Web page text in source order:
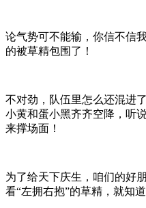
论气势可不能输，你信不信
的被草精包围了！
不对劲，队伍里怎么还混进
小黄和蛋小黑齐齐空降，听
来撑场面！
为了给天下庆生，咱们的好
看“左拥右抱”的草精，就知